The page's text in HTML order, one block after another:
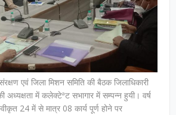
एवं जिला मिशन समिति की बैठक जिलाधिकारी
अध्यक्षता में कलेक्टेªट सभागार में सम्पन्न हुयी। वर्ष
24 में से मात्र 08 कार्य पूर्ण होने पर